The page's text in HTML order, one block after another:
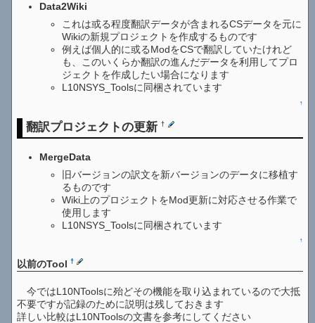
Data2Wiki
これは或る程度翻訳データが含まれるCSデータを元に
Wikiの新規プロジェクトを作成するものです
例えば個人的に或るModをCSで翻訳していたけれど
も、このいくらか翻訳の進んだデータを利用してプロ
ジェクトを作成したい場合になります
L10NSYS_Toolsに同梱されています
↑
翻訳プロジェクトの更新†
MergeData
旧バージョンの訳文を新バージョンのデータに移植す
るものです
Wiki上のプロジェクトをMod更新に対応させる作業で
使用します
L10NSYS_Toolsに同梱されています
↑
以前のTool†
今ではL10NToolsに殆どその機能を取り込まれているので大抵
不要ですが記録のために説明は残しておきます
詳しい比較はL10NToolsの文書を参考にしてください